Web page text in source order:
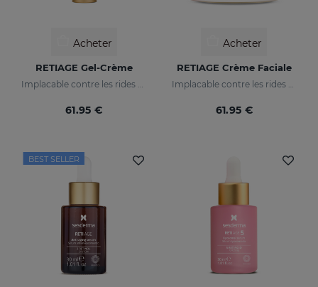
Acheter
RETIAGE Gel-Crème
Implacable contre les rides et doux avec votre peau
61.95 €
Acheter
RETIAGE Crème Faciale
Implacable contre les rides et doux avec votre peau
61.95 €
BEST SELLER